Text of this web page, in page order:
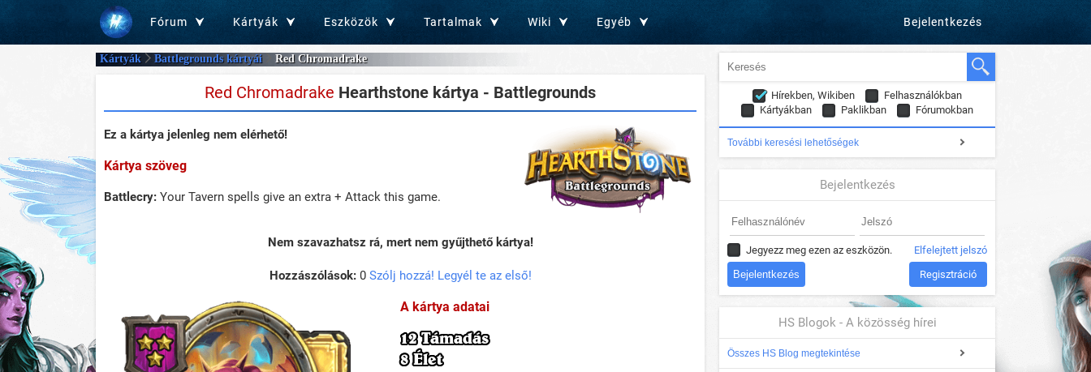
Fórum Kártyák Eszközök Tartalmak Wiki Egyéb Bejelentkezés
Kártyák Battlegrounds kártyái Red Chromadrake
Red Chromadrake Hearthstone kártya - Battlegrounds
Ez a kártya jelenleg nem elérhető!
Kártya szöveg
Battlecry: Your Tavern spells give an extra + Attack this game.
Nem szavazhatsz rá, mert nem gyűjthető kártya!
Hozzászólások:0 Szólj hozzá! Legyél te az első!
A kártya adatai
12 Támadás
8 Élet
Hírekben, Wikiben
Felhasználókban
Kártyákban
Paklikban Fórumokban
További keresési lehetőségek
Bejelentkezés
Jegyezz meg ezen az eszközön. Elfelejtett jelszó
Regisztráció
HS Blogok - A közösség hírei
Összes HS Blog megtekintése